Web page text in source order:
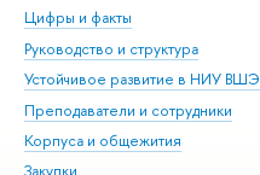
Цифры и факты
Руководство и структура
Устойчивое развитие в НИУ ВШЭ
Преподаватели и сотрудники
Корпуса и общежития